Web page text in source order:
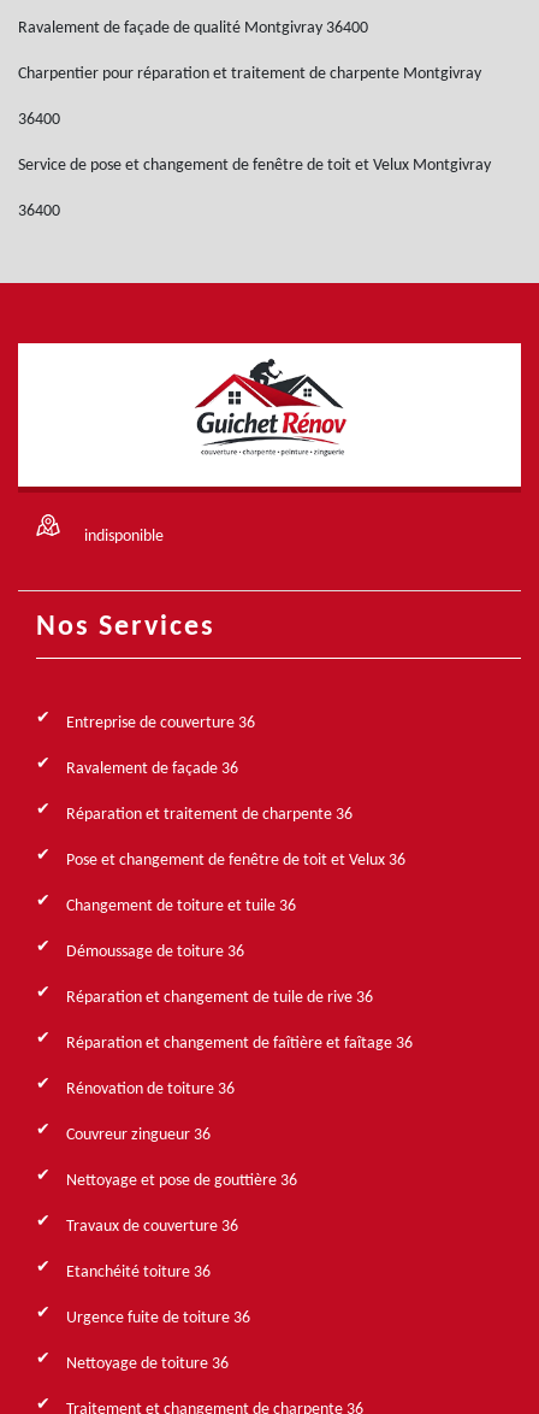
Ravalement de façade de qualité Montgivray 36400
Charpentier pour réparation et traitement de charpente Montgivray
36400
Service de pose et changement de fenêtre de toit et Velux Montgivray
36400
indisponible
Nos Services
Entreprise de couverture 36
Ravalement de façade 36
Réparation et traitement de charpente 36
Pose et changement de fenêtre de toit et Velux 36
Changement de toiture et tuile 36
Démoussage de toiture 36
Réparation et changement de tuile de rive 36
Réparation et changement de faîtière et faîtage 36
Rénovation de toiture 36
Couvreur zingueur 36
Nettoyage et pose de gouttière 36
Travaux de couverture 36
Etanchéité toiture 36
Urgence fuite de toiture 36
Nettoyage de toiture 36
Traitement et changement de charpente 36